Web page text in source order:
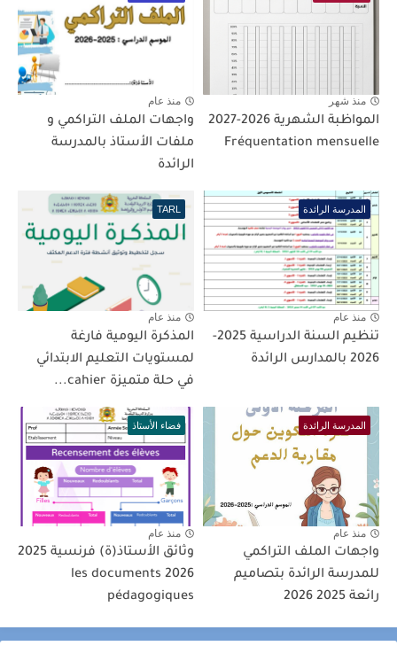
منذ شهر
المواظبة الشهرية 2026-2027
Fréquentation mensuelle
منذ عام
واجهات الملف التراكمي و
ملفات الأستاذ بالمدرسة
الرائدة
المدرسة الرائدة
منذ عام
تنظيم السنة الدراسية 2025-
2026 بالمدارس الرائدة
TARL
منذ عام
المذكرة اليومية فارغة
لمستويات التعليم الابتدائي
في حلة متميزة cahier...
المدرسة الرائدة
منذ عام
واجهات الملف التراكمي
للمدرسة الرائدة بتصاميم
رائعة 2025 2026
فضاء الأستاذ
منذ عام
وثائق الأستاذ(ة) فرنسية 2025
2026 les documents
pédagogiques